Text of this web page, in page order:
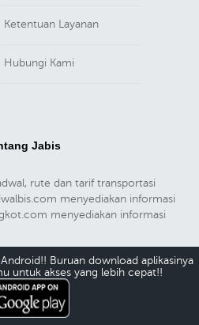
Ketentuan Layanan
Hubungi Kami
Jabis
rute dan tarif transportasi
menyediakan informasi
menyediakan informasi
Buruan download aplikasinya
untuk akses yang lebih cepat!!